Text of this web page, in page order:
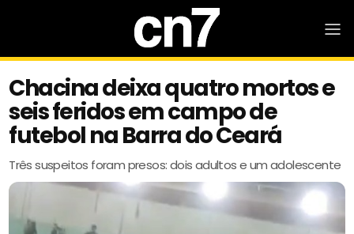
Chacina deixa quatro mortos e
seis feridos em campo de
futebol na Barra do Ceará
Três suspeitos foram presos: dois adultos e um adolescente